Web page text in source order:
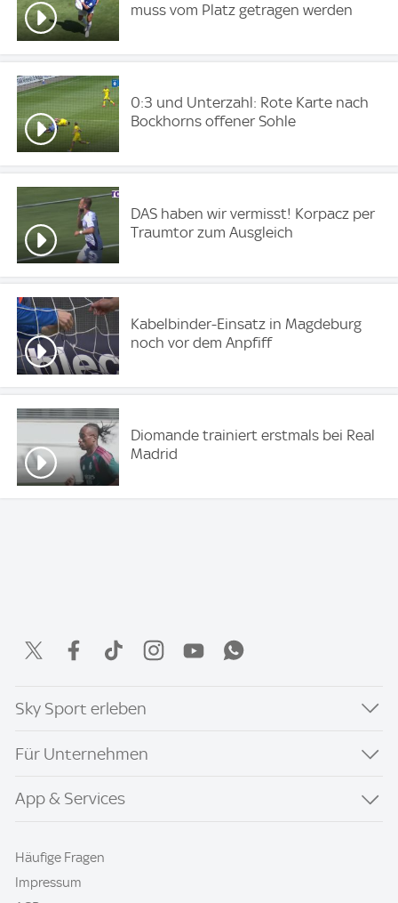
muss vom Platz getragen werden
0:3 und Unterzahl: Rote Karte nach
Bockhorns offener Sohle
DAS haben wir vermisst! Korpacz per
Traumtor zum Ausgleich
Kabelbinder-Einsatz in Magdeburg
noch vor dem Anpfiff
Diomande trainiert erstmals bei Real
Madrid
Sky Sport erleben
Für Unternehmen
App & Services
Häufige Fragen
Impressum